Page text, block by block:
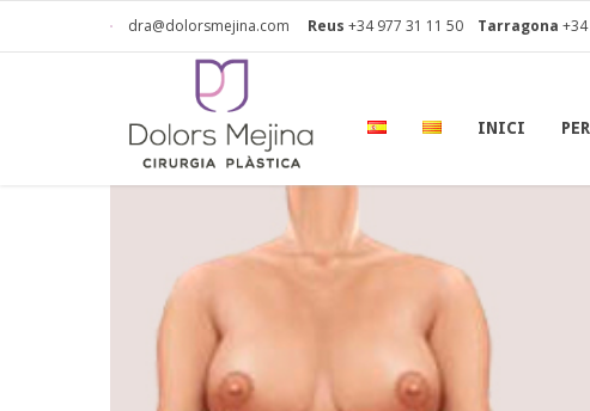
dra@dolorsmejina.com Reus +34 977 31 11 50 Tarragona
INICI